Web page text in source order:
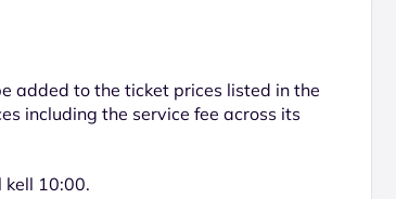
added to the ticket prices listed in the
including the service fee across its
kell 10:00.